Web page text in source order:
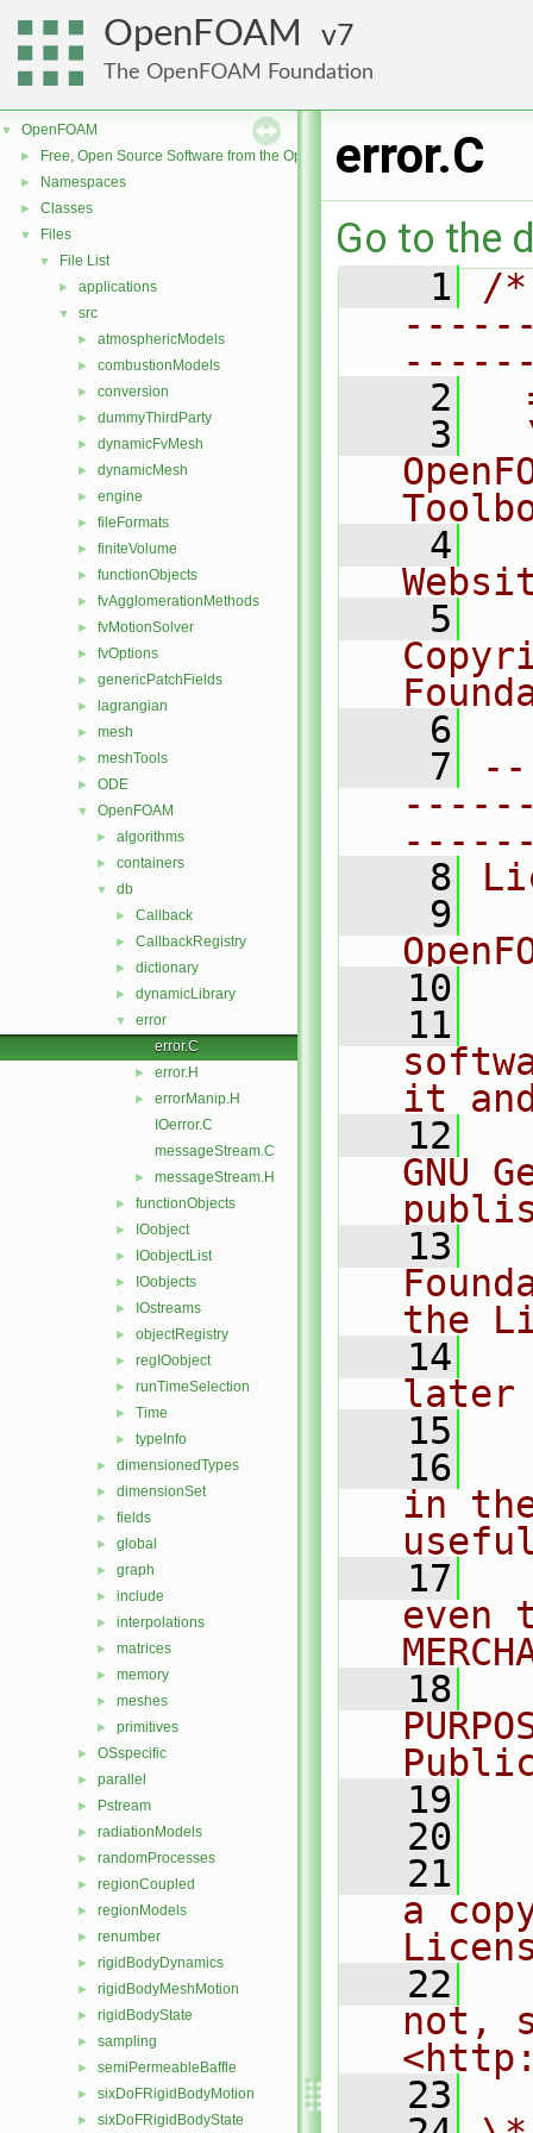
OpenFOAM 7
The OpenFOAM Foundation
▼ OpenFOAM
► Free, Open Source Software from the OpenFOAM Foundation
► Namespaces
► Classes
▼ Files
▼ File List
► applications
▼ src
► atmosphericModels
► combustionModels
► conversion
► dummyThirdParty
► dynamicFvMesh
► dynamicMesh
► engine
► fileFormats
► finiteVolume
► functionObjects
► fvAgglomerationMethods
► fvMotionSolver
► fvOptions
► genericPatchFields
► lagrangian
► mesh
► meshTools
► ODE
▼ OpenFOAM
► algorithms
► containers
▼ db
► Callback
► CallbackRegistry
► dictionary
► dynamicLibrary
▼
error
error.C
► error.H
►
errorManip.H
IOerror.C
messageStream.C
► messageStream.H
► functionObjects
► IOobject
► IOobjectList
► IOobjects
► IOstreams
► objectRegistry
► regIOobject
► runTimeSelection
► Time
► typeInfo
► dimensionedTypes
► dimensionSet
► fields
► global
► graph
► include
► interpolations
► matrices
► memory
► meshes
► primitives
► OSspecific
► parallel
► Pstream
► radiationModels
► randomProcesses
► regionCoupled
► regionModels
► renumber
► rigidBodyDynamics
► rigidBodyMeshMotion
► rigidBodyState
► sampling
► semiPermeableBaffle
► sixDoFRigidBodyMotion
► sixDoFRigidBodyState
error.C
Go to the
    1
/
    2
    3
    4
    5
    6
    7
    8
    9
   10
   11
it
   12
GNU
   13
the
   14
later
   15
   16
in
   17
even
   18
   19
   20
   21
a
   22
not,
   23